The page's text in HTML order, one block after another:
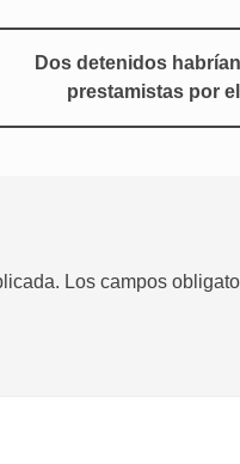
Dos detenidos
prestamistas por
Los campos